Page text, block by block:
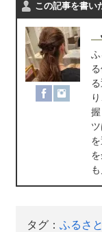
この記事を書い
タグ： ふるさ